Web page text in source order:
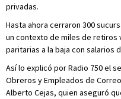
privadas.
Hasta ahora cerraron 300
un contexto de miles de retiros
paritarias a la baja con salarios
Así lo explicó por Radio 750 el
Obreros y Empleados de
Alberto Cejas, quien aseguró